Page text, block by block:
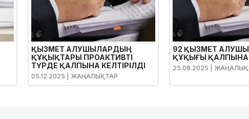
ҚЫЗМЕТ АЛУШЫЛАРДЫҢ
ҚҰҚЫҚТАРЫ ПРОАКТИВТІ
ТҮРДЕ ҚАЛПЫНА КЕЛТІРІЛДІ
05.12.2025 | ЖАҢАЛЫҚТАР
92 ҚЫЗМЕТ
ҚҰҚЫҒЫ ҚАЛПЫНА
25.08.2025 |